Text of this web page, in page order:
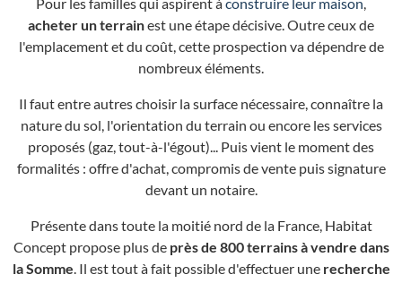
acheter un terrainest une étape décisive. Outre ceux de
l'emplacement et du coût, cette prospection va dépendre de
nombreux éléments.
Il faut entre autres choisir la surface nécessaire, connaître la
nature du sol, l'orientation du terrain ou encore les services
proposés (gaz, tout-à-l'égout)... Puis vient le moment des
formalités : offre d'achat, compromis de vente puis signature
devant un notaire.
Présente dans toute la moitié nord de la France, Habitat
Concept propose plus de près de 800 terrains à vendre dans
la Somme. Il est tout à fait possible d'effectuer une recherche